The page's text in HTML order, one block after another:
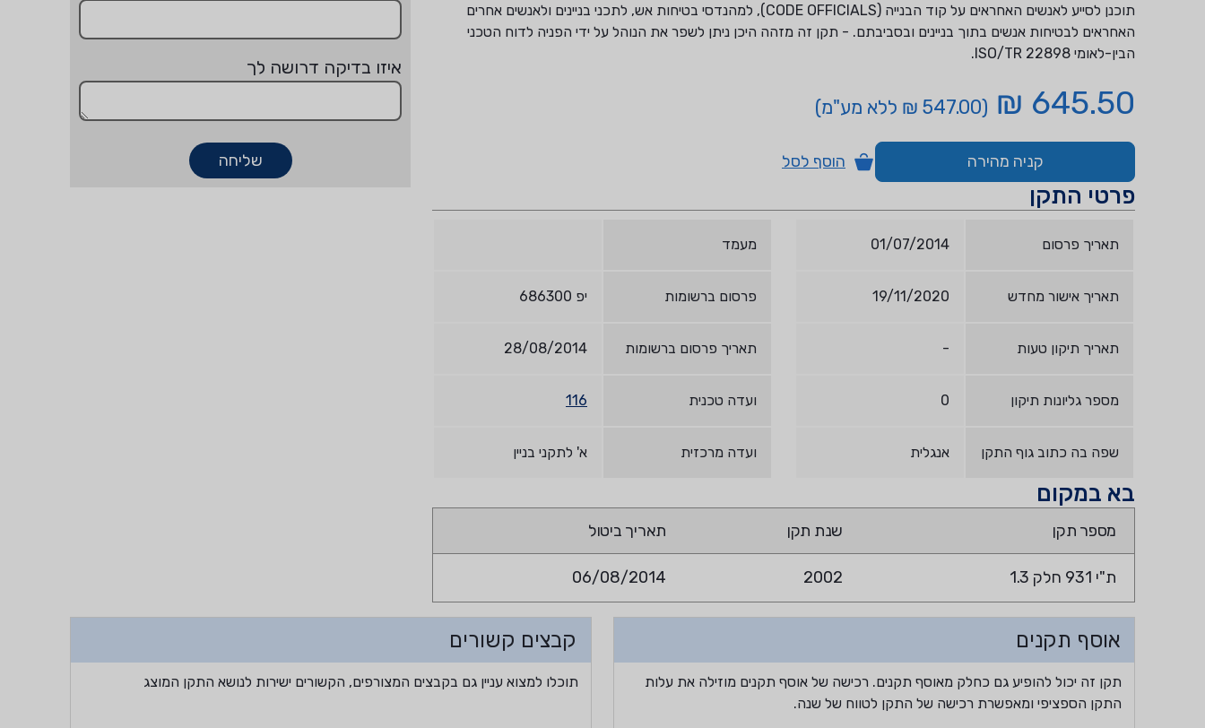
תוכנן לסייע לאנשים האחראים על קוד הבנייה (CODE OFFICIALS), למהנדסי בטיחות אש, לתכני בניינים ולאנשים אחרים
האחראים לבטיחות אנשים בתוך בניינים ובסביבתם. - תקן זה מזהה היכן ניתן לשפר את הנוהל על ידי הפניה לדוח הטכני
הבין-לאומי 22898 ISO/TR.
645.50 ₪ (547.00 ₪ ללא מע"מ)
קניה מהירה הוסף לסל
פרטי התקן
תאריך פרסום 01/07/2014
תאריך אישור מחדש 19/11/2020
תאריך תיקון טעות -
מספר גליונות תיקון 0
שפה בה כתוב גוף התקן אנגלית
מעמד
פרסום ברשומות יפ 686300
תאריך פרסום ברשומות 28/08/2014
ועדה טכנית 116
ועדה מרכזית א' לתקני בניין
בא במקום
מספר תקן שנת תקן תאריך ביטול
ת"י 931 חלק 1.3 2002
06/08/2014
איזו בדיקה דרושה לך
שליחה
אוסף תקנים
תקן זה יכול להופיע גם כחלק מאוסף תקנים. רכישה של אוסף תקנים מוזילה את עלות
התקן הספציפי ומאפשרת רכישה של התקן לטווח של שנה.
קבצים קשורים
תוכלו למצוא עניין גם בקבצים המצורפים, הקשורים ישירות לנושא התקן המוצג